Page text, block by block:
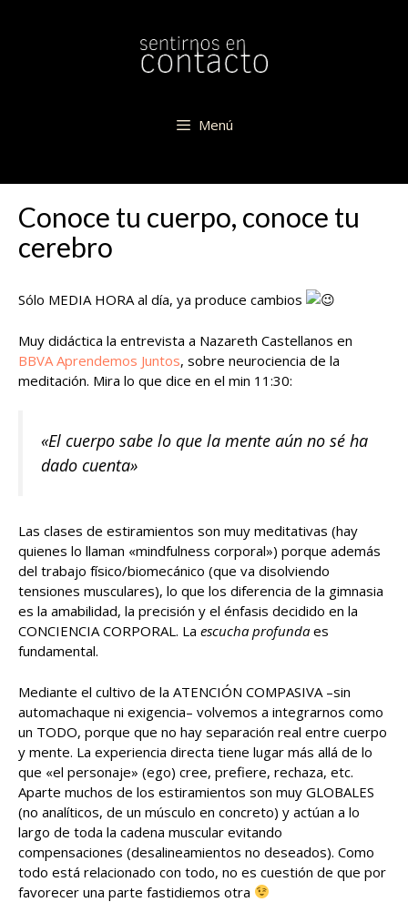
Menú
Conoce tu cuerpo, conoce tu
cerebro
Sólo MEDIA HORA al día, ya produce cambios
Muy didáctica la entrevista a Nazareth Castellanos en
BBVA Aprendemos Juntos, sobre neurociencia de la
meditación. Mira lo que dice en el min 11:30:
«El cuerpo sabe lo que la mente aún no sé ha
dado cuenta»
Las clases de estiramientos son muy meditativas (hay
quienes lo llaman «mindfulness corporal») porque además
del trabajo físico/biomecánico (que va disolviendo
tensiones musculares), lo que los diferencia de la gimnasia
es la amabilidad, la precisión y el énfasis decidido en la
CONCIENCIA CORPORAL. La escucha profunda es
fundamental.
Mediante el cultivo de la ATENCIÓN COMPASIVA –sin
automachaque ni exigencia– volvemos a integrarnos como
un TODO, porque que no hay separación real entre cuerpo
y mente. La experiencia directa tiene lugar más allá de lo
que «el personaje» (ego) cree, prefiere, rechaza, etc.
Aparte muchos de los estiramientos son muy GLOBALES
(no analíticos, de un músculo en concreto) y actúan a lo
largo de toda la cadena muscular evitando
compensaciones (desalineamientos no deseados). Como
todo está relacionado con todo, no es cuestión de que por
favorecer una parte fastidiemos otra